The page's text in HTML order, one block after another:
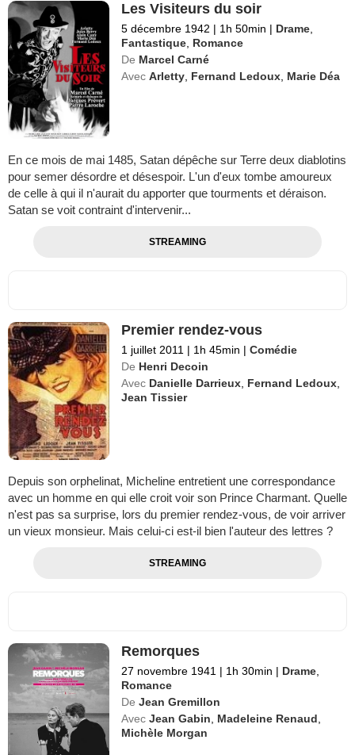
Les Visiteurs du soir
5 décembre 1942 | 1h 50min | Drame
Fantastique Romance
De Marcel Carné
Avec Arletty Fernand Ledoux Marie Déa
En ce mois de mai 1485, Satan dépêche sur Terre deux diablotins
pour semer désordre et désespoir. L'un d'eux tombe amoureux
de celle à qui il n'aurait du apporter que tourments et déraison.
Satan se voit contraint d'intervenir...
STREAMING
Premier rendez-vous
1 juillet 2011 | 1h 45min | Comédie
De Henri Decoin
Avec Danielle Darrieux Fernand Ledoux
Jean Tissier
Depuis son orphelinat, Micheline entretient une correspondance
avec un homme en qui elle croit voir son Prince Charmant. Quelle
n'est pas sa surprise, lors du premier rendez-vous, de voir arriver
un vieux monsieur. Mais celui-ci est-il bien l'auteur des lettres ?
STREAMING
Remorques
27 novembre 1941 | 1h 30min | Drame
Romance
De Jean Gremillon
Avec Jean Gabin Madeleine Renaud
Michèle Morgan